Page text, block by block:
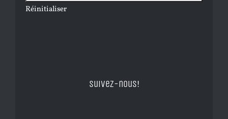
Réinitialiser
Suivez-nous!